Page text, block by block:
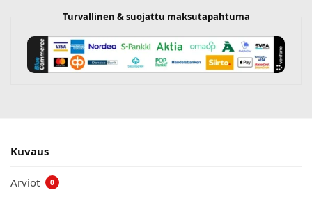
Turvallinen & suojattu maksutapahtuma
Kuvaus
Arviot 0